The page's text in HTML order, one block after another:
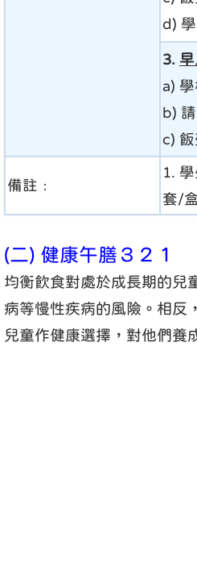
d)
3.
a)
b)
c)
備註﹕
1.
套/
(二) 健康午膳３２１
均衡飲食對處於成長期的兒
病等慢性疾病的風險。相反
兒童作健康選擇，對他們養